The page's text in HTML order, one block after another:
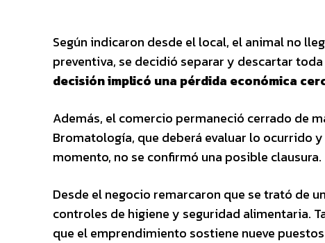
Según indicaron desde el local, el animal no
preventiva, se decidió separar y descartar
decisión implicó una pérdida económica
Además, el comercio permaneció cerrado de
Bromatología, que deberá evaluar lo ocurrido
momento, no se confirmó una posible clausura.
Desde el negocio remarcaron que se trató de
controles de higiene y seguridad alimentaria.
que el emprendimiento sostiene nueve